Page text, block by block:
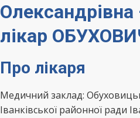
Олександрівна
лікар
Про лікаря
Медичний заклад:
Іванківської районної ради